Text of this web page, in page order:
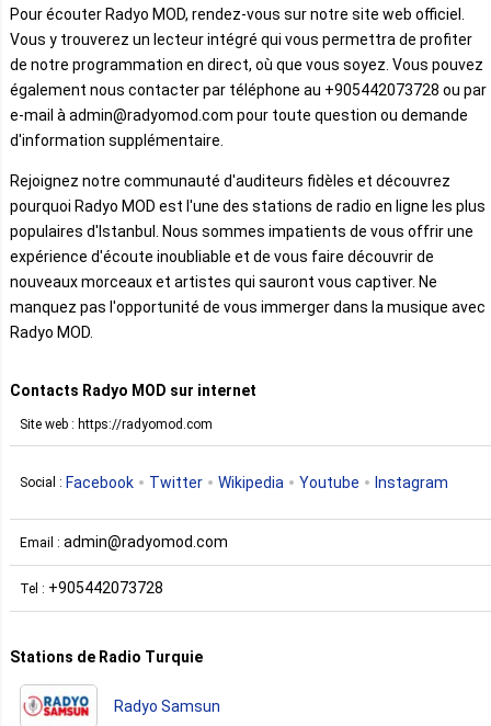
Pour écouter Radyo MOD, rendez-vous sur notre site web officiel.
Vous y trouverez un lecteur intégré qui vous permettra de profiter
de notre programmation en direct, où que vous soyez. Vous pouvez
également nous contacter par téléphone au +905442073728 ou par
e-mail à admin@radyomod.com pour toute question ou demande
d'information supplémentaire.
Rejoignez notre communauté d'auditeurs fidèles et découvrez
pourquoi Radyo MOD est l'une des stations de radio en ligne les plus
populaires d'Istanbul. Nous sommes impatients de vous offrir une
expérience d'écoute inoubliable et de vous faire découvrir de
nouveaux morceaux et artistes qui sauront vous captiver. Ne
manquez pas l'opportunité de vous immerger dans la musique avec
Radyo MOD.
Contacts Radyo MOD sur internet
Site web : https://radyomod.com
Social : Facebook Twitter Wikipedia Youtube Instagram
Email : admin@radyomod.com
Tel : +905442073728
Stations de Radio Turquie
Radyo Samsun